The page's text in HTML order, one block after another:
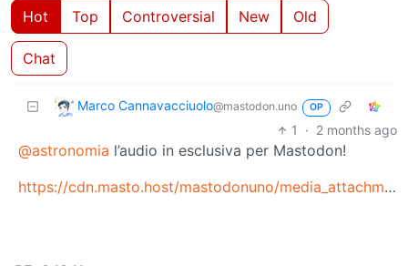
Hot Top Controversial New Old
Chat
Marco Cannavacciuolo@mastodon.uno OP
1 · 2 months ago
@astronomia l’audio in esclusiva per Mastodon!
https://cdn.masto.host/mastodonuno/media_attachments/files/116/662/798/445/173/718/original/22352e37043c1f2d.mp3